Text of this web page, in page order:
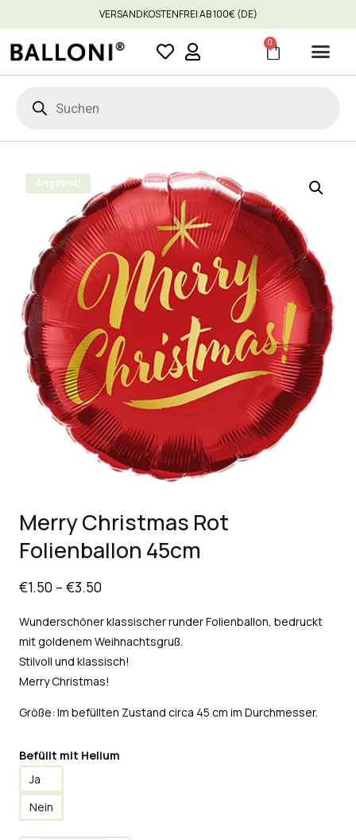
VERSANDKOSTENFREI AB 100€ (DE)
0
Angebot!
Merry Christmas Rot
Folienballon 45cm
€1.50 – €3.50
Wunderschöner klassischer runder Folienballon, bedruckt
mit goldenem Weihnachtsgruß.
Stilvoll und klassisch!
Merry Christmas!
Größe: Im befüllten Zustand circa 45 cm im Durchmesser.
Befüllt mit Helium
Ja
Nein